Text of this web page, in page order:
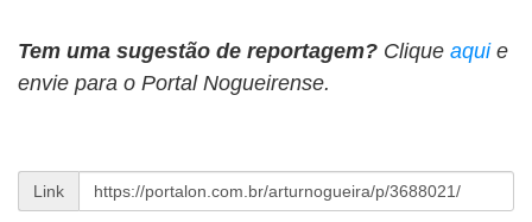
Tem uma sugestão de reportagem? Clique aqui e
envie para o Portal Nogueirense.
Link